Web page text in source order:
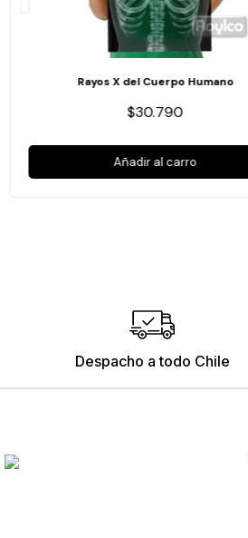
Rayos X del Cuerpo Humano
$30.790
Añadir al carro
Despacho a todo Chile